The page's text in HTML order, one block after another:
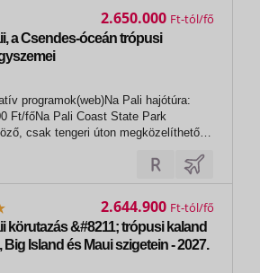
a Csendes-óceán trópusi
programok(web)Na Pali hajótúra:
Ft/főNa Pali Coast State Park
csak tengeri úton megközelíthető
amely Kauai szigetének
élménye.A program
2.650.000 Ft
körutazás &#8211; trópusi kaland
Big Island és Maui szigetein - 2027.
2.644.900 Ft